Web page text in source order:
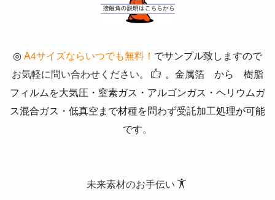
◎ A4サイズならいつでも無料！ でサンプル致しますので
お気軽に問い合わせください。
。金属箔 から 樹脂
フィルムを大気圧・窒素ガス・アルゴンガス・ヘリウムガ
ス混合ガス・低真空まで材種を問わず受託加工処理が可能
です。
未来素材のお手伝い